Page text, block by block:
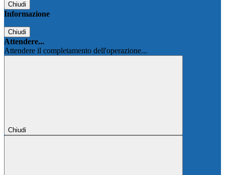
Chiudi
Informazione
Chiudi
Attendere...
Attendere il completamento dell'operazione...
Chiudi